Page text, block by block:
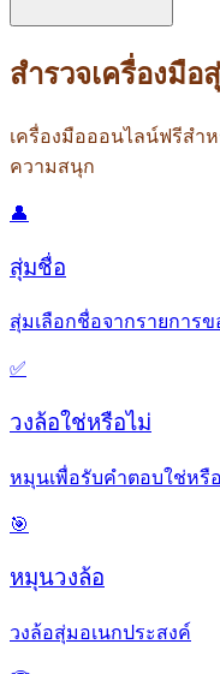
สำรวจเครื่องมือ
เครื่องมือออนไลน์ฟรีสำ
ความสนุก
👤
สุ่มชื่อ
สุ่มเลือกชื่อจากรายการ
✅
วงล้อใช่หรือไม่
หมุนเพื่อรับคำตอบใช่หรื
🎯
หมุนวงล้อ
วงล้อสุ่มอเนกประสงค์